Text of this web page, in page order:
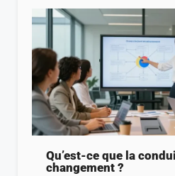
Qu’est-ce que la
changement ?